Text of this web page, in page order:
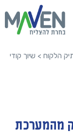
הלקוח> שיוך קודי
מהמערכת